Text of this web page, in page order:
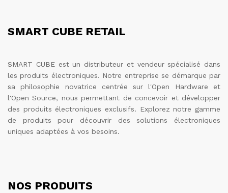
SMART CUBE RETAIL
SMART CUBE est un distributeur et vendeur spécialisé dans
les produits électroniques. Notre entreprise se démarque par
sa philosophie novatrice centrée sur l'Open Hardware et
l'Open Source, nous permettant de concevoir et développer
des produits électroniques exclusifs. Explorez notre gamme
de produits pour découvrir des solutions électroniques
uniques adaptées à vos besoins.
NOS PRODUITS